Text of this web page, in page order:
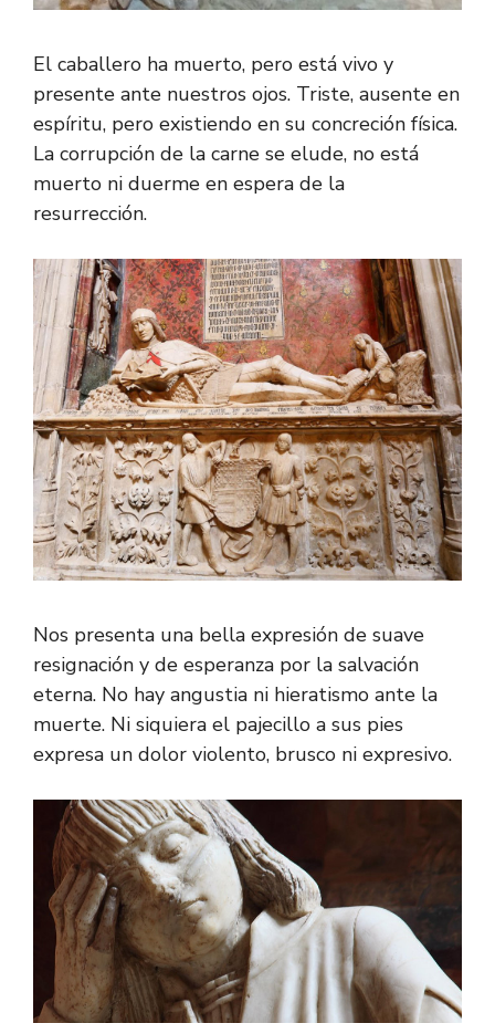
El caballero ha muerto, pero está vivo y
presente ante nuestros ojos. Triste, ausente en
espíritu, pero existiendo en su concreción física.
La corrupción de la carne se elude, no está
muerto ni duerme en espera de la
resurrección.
Nos presenta una bella expresión de suave
resignación y de esperanza por la salvación
eterna. No hay angustia ni hieratismo ante la
muerte. Ni siquiera el pajecillo a sus pies
expresa un dolor violento, brusco ni expresivo.